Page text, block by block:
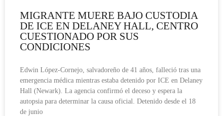
MIGRANTE MUERE BAJO CUSTODIA
DE ICE EN DELANEY HALL, CENTRO
CUESTIONADO POR SUS
CONDICIONES
Edwin López-Cornejo, salvadoreño de 41 años, falleció tras una
emergencia médica mientras estaba detenido por ICE en Delaney
Hall (Newark). La agencia confirmó el deceso y espera la
autopsia para determinar la causa oficial. Detenido desde el 18
de junio